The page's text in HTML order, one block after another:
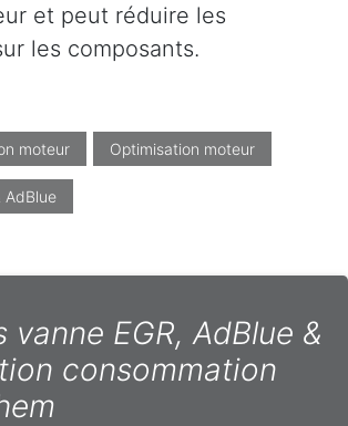
et peut réduire les
les composants.
moteur Optimisation moteur
AdBlue
vanne EGR, AdBlue &
consommation